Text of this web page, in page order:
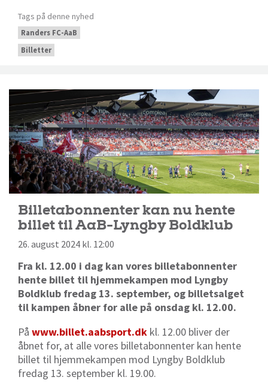
Tags på denne nyhed
Randers FC-AaB
Billetter
Billetabonnenter kan nu hente
billet til AaB-Lyngby Boldklub
26. august 2024 kl. 12:00
Fra kl. 12.00 i dag kan vores billetabonnenter
hente billet til hjemmekampen mod Lyngby
Boldklub fredag 13. september, og billetsalget
til kampen åbner for alle på onsdag kl. 12.00.
På www.billet.aabsport.dk kl. 12.00 bliver der
åbnet for, at alle vores billetabonnenter kan hente
billet til hjemmekampen mod Lyngby Boldklub
fredag 13. september kl. 19.00.